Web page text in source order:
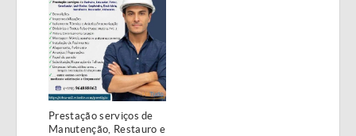
Prestação serviços de
Manutenção, Restauro e